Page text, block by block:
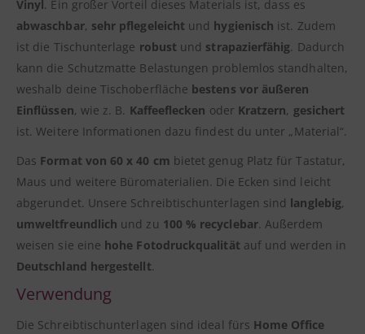
Vinyl . Ein großer Vorteil dieses Materials ist, dass es
abwaschbar, sehr pflegeleicht und hygienisch ist. Zudem
ist die Tischunterlage robust und strapazierfähig. Dadurch
kann die Schutzmatte Belastungen problemlos standhalten,
weshalb deine Tischoberfläche bestens vor äußeren
Einflüssen, wie z. B. Kaffeeflecken oder Kratzern, gesichert
ist. Weitere Informationen dazu findest du unter „Material“.
Das Format von 60 x 40 cm bietet genug Platz für Tastatur,
Maus und weitere Büromaterialien. Die Ecken sind leicht
abgerundet. Unsere Schreibtischunterlagen sind langlebig,
umweltfreundlich und zu 100 % recyclebar. Außerdem
weisen sie eine hohe Fotodruckqualität auf und werden in
Deutschland hergestellt.
Verwendung
Die Schreibtischunterlagen sind ideal fürs Home Office